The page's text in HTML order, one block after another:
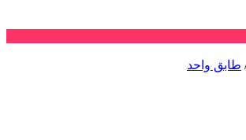
طابق واحد